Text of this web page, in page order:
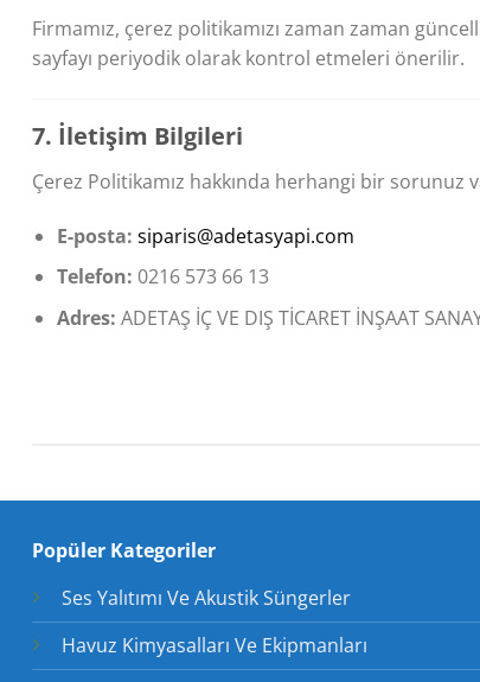
Firmamız, çerez politikamızı zaman zaman
sayfayı periyodik olarak kontrol etmeleri önerilir.
7. İletişim Bilgileri
Çerez Politikamız hakkında herhangi bir
E-posta: siparis@adetasyapi.com
Telefon: 0216 573 66 13
Adres: ADETAŞ İÇ VE DIŞ TİCARET İNŞAAT
Popüler Kategoriler
Ses Yalıtımı Ve Akustik Süngerler
Havuz Kimyasalları Ve Ekipmanları